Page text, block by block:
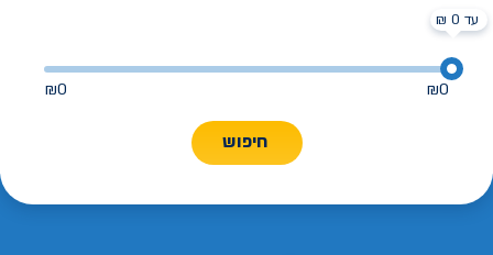
₪0
₪0
חיפוש
עד 0 ₪